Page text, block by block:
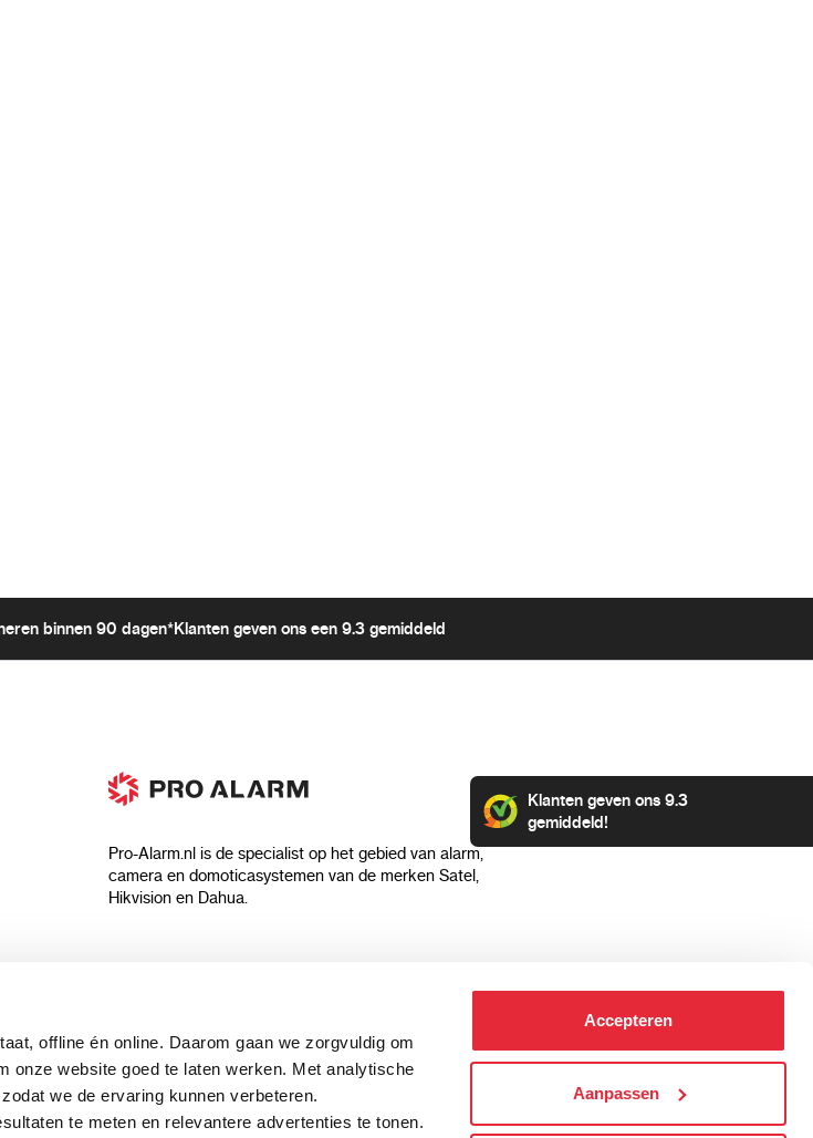
offline én online. Daarom gaan we zorgvuldig om
onze website goed te laten werken. Met analytische
we de ervaring kunnen verbeteren.
te meten en relevantere advertenties te tonen.
Accepteren
Aanpassen
binnen 90 dagen*Klanten geven ons een 9.3 gemiddeld
Pro-Alarm.nl is de specialist op het gebied van alarm,
camera en domoticasystemen van de merken Satel,
Hikvision en Dahua.
Klanten geven ons 9.3
gemiddeld!
Algemene voorwaarden
Privacyverklaring
Blog
Verzending & bezorging
Aansluit instructies
Categorieën
Alarmsystemen
Beveiligingscamera's
IP camera's
Hikvision camera's